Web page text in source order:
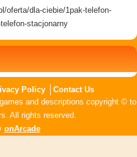
oferta/dla-ciebie/1pak-telefon-
stacjonarny
Policy
Contact Us
and descriptions copyright © to
All rights reserved.
onArcade